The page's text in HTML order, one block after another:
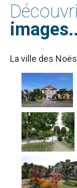
La ville des